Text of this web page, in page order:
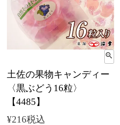
土佐の果物キャンディー
〈黒ぶどう16粒〉
【4485】
¥216税込